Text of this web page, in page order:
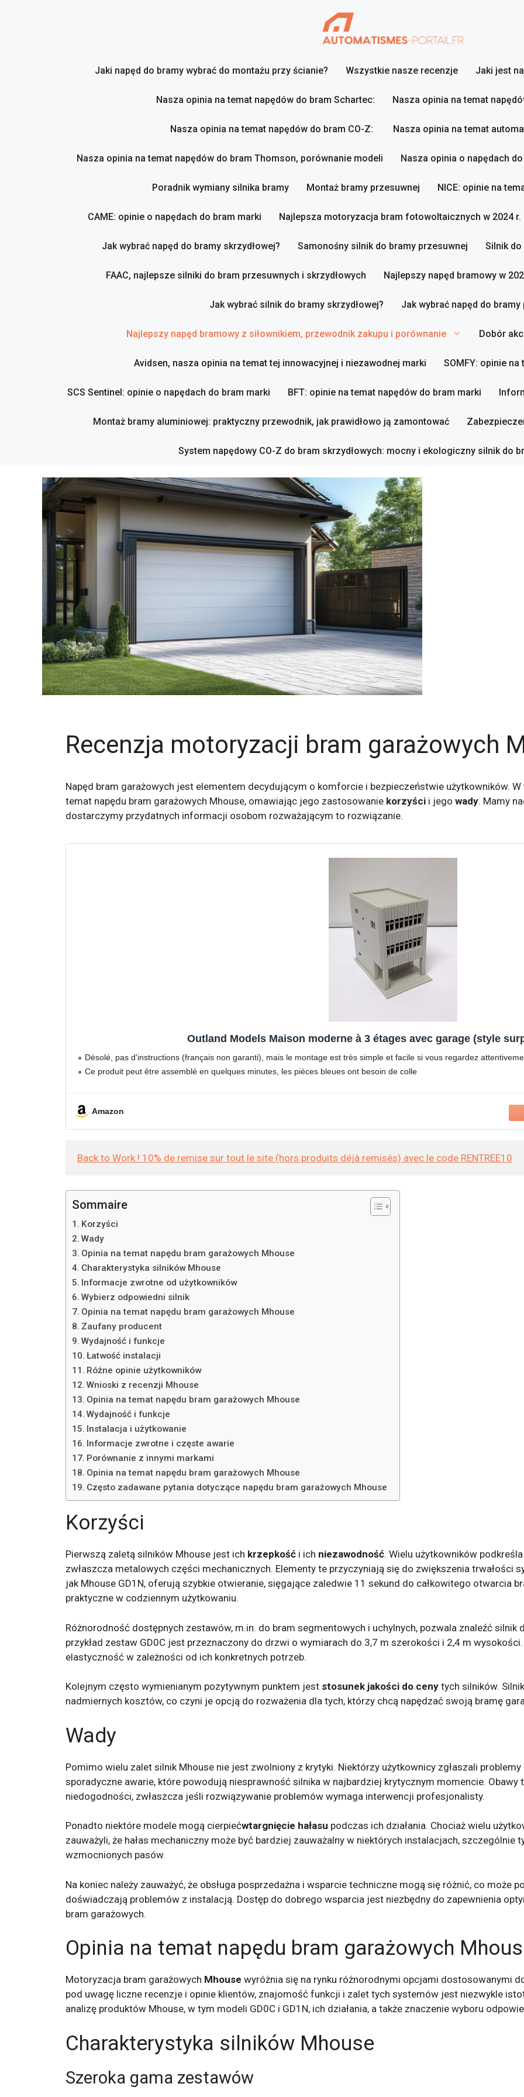
Jaki napęd do bramy wybrać do montażu przy ścianie? Wszystkie nasze recenzje Jaki jest
Nasza opinia na temat napędów do bram Schartec: Nasza opinia na temat
Nasza opinia na temat napędów do bram CO-Z: Nasza opinia na temat
Nasza opinia na temat napędów do bram Thomson, porównanie modeli Nasza opinia o napędach
Poradnik wymiany silnika bramy Montaż bramy przesuwnej NICE: opinie na
CAME: opinie o napędach do bram marki Najlepsza motoryzacja bram fotowoltaicznych w 2024
Jak wybrać napęd do bramy skrzydłowej? Samonośny silnik do bramy przesuwnej Silnik do
FAAC, najlepsze silniki do bram przesuwnych i skrzydłowych Najlepszy napęd bramowy w
Jak wybrać silnik do bramy skrzydłowej? Jak wybrać napęd do bramy
Najlepszy napęd bramowy z siłownikiem, przewodnik zakupu i porównanie Dobór
Avidsen, nasza opinia na temat tej innowacyjnej i niezawodnej marki SOMFY: opinie
SCS Sentinel: opinie o napędach do bram marki BFT: opinie na temat napędów do bram marki
Montaż bramy aluminiowej: praktyczny przewodnik, jak prawidłowo ją zamontować
System napędowy CO-Z do bram skrzydłowych: mocny i ekologiczny silnik do
Recenzja motoryzacji bram garażowych
Napęd bram garażowych jest elementem decydującym o komforcie i bezpieczeństwie użytkowników.
temat napędu bram garażowych Mhouse, omawiając jego zastosowanie korzyści i jego wady. Mamy
dostarczymy przydatnych informacji osobom rozważającym to rozwiązanie.
Outland Models Maison moderne à 3 étages avec garage (style
Désolé, pas d'instructions (français non garanti), mais le montage est très simple et facile si vous regardez
Ce produit peut être assemblé en quelques minutes, les pièces bleues ont besoin de colle
Amazon
Back to Work ! 10% de remise sur tout le site (hors produits déjà remisés) avec le code RENTREE10
Sommaire
Korzyści
Wady
Opinia na temat napędu bram garażowych Mhouse
Charakterystyka silników Mhouse
Informacje zwrotne od użytkowników
Wybierz odpowiedni silnik
Opinia na temat napędu bram garażowych Mhouse
Zaufany producent
Wydajność i funkcje
Łatwość instalacji
Różne opinie użytkowników
Wnioski z recenzji Mhouse
Opinia na temat napędu bram garażowych Mhouse
Wydajność i funkcje
Instalacja i użytkowanie
Informacje zwrotne i częste awarie
Porównanie z innymi markami
Opinia na temat napędu bram garażowych Mhouse
Często zadawane pytania dotyczące napędu bram garażowych Mhouse
Korzyści
Pierwszą zaletą silników Mhouse jest ich krzepkość i ich niezawodność. Wielu użytkowników
zwłaszcza metalowych części mechanicznych. Elementy te przyczyniają się do zwiększenia trwałości
jak Mhouse GD1N, oferują szybkie otwieranie, sięgające zaledwie 11 sekund do całkowitego otwarcia
praktyczne w codziennym użytkowaniu.
Różnorodność dostępnych zestawów, m.in. do bram segmentowych i uchylnych, pozwala znaleźć silnik
przykład zestaw GD0C jest przeznaczony do drzwi o wymiarach do 3,7 m szerokości i 2,4 m
elastyczność w zależności od ich konkretnych potrzeb.
Kolejnym często wymienianym pozytywnym punktem jest stosunek jakości do ceny tych silników.
nadmiernych kosztów, co czyni je opcją do rozważenia dla tych, którzy chcą napędzać swoją bramę
Wady
Pomimo wielu zalet silnik Mhouse nie jest zwolniony z krytyki. Niektórzy użytkownicy zgłaszali problemy
sporadyczne awarie, które powodują niesprawność silnika w najbardziej krytycznym momencie.
niedogodności, zwłaszcza jeśli rozwiązywanie problemów wymaga interwencji profesjonalisty.
Ponadto niektóre modele mogą cierpiećwtargnięcie hałasu podczas ich działania. Chociaż wielu
zauważyli, że hałas mechaniczny może być bardziej zauważalny w niektórych instalacjach, szczególnie
wzmocnionych pasów.
Na koniec należy zauważyć, że obsługa posprzedażna i wsparcie techniczne mogą się różnić, co może
doświadczają problemów z instalacją. Dostęp do dobrego wsparcia jest niezbędny do zapewnienia
bram garażowych.
Opinia na temat napędu bram garażowych
Motoryzacja bram garażowych Mhouse wyróżnia się na rynku różnorodnymi opcjami dostosowanymi
pod uwagę liczne recenzje i opinie klientów, znajomość funkcji i zalet tych systemów jest niezwykle
analizę produktów Mhouse, w tym modeli GD0C i GD1N, ich działania, a także znaczenie wyboru
Charakterystyka silników Mhouse
Szeroka gama zestawów